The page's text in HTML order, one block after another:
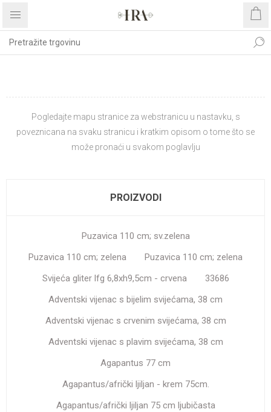
Pogledajte mapu stranice za webstranicu u nastavku, s
poveznicana na svaku stranicu i kratkim opisom o tome što se
može pronaći u svakom poglavlju
PROIZVODI
Puzavica 110 cm; sv.zelena
Puzavica 110 cm; zelena
Puzavica 110 cm; zelena
Svijeća gliter lfg 6,8xh9,5cm - crvena
33686
Adventski vijenac s bijelim svijećama, 38 cm
Adventski vijenac s crvenim svijećama, 38 cm
Adventski vijenac s plavim svijećama, 38 cm
Agapantus 77 cm
Agapantus/afrički ljiljan - krem 75cm.
Agapantus/afrički ljiljan 75 cm ljubičasta